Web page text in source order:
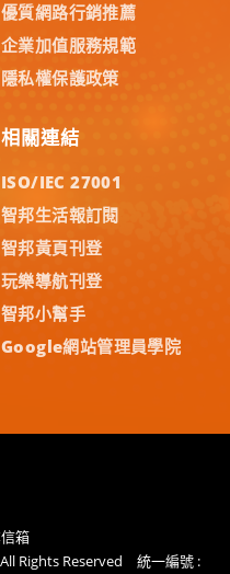
優質網路行銷推薦
企業加值服務規範
隱私權保護政策
相關連結
ISO/IEC 27001
智邦生活報訂閱
智邦黃頁刊登
玩樂導航刊登
智邦小幫手
Google網站管理員學院
箱
Rights Reserved 統一編號 :